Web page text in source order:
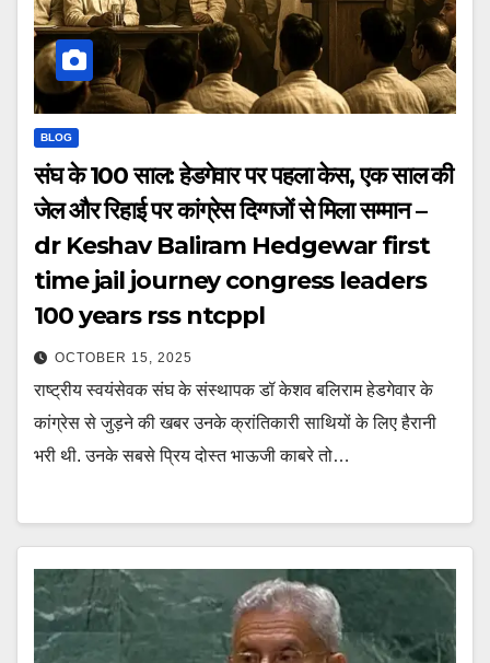
BLOG
संघ के 100 साल: हेडगेवार पर पहला केस, एक साल की
जेल और रिहाई पर कांग्रेस दिग्गजों से मिला सम्मान –
dr Keshav Baliram Hedgewar first
time jail journey congress leaders
100 years rss ntcppl
OCTOBER 15, 2025
राष्ट्रीय स्वयंसेवक संघ के संस्थापक डॉ केशव बलिराम हेडगेवार के
कांग्रेस से जुड़ने की खबर उनके क्रांतिकारी साथियों के लिए हैरानी
भरी थी. उनके सबसे प्रिय दोस्त भाऊजी काबरे तो…